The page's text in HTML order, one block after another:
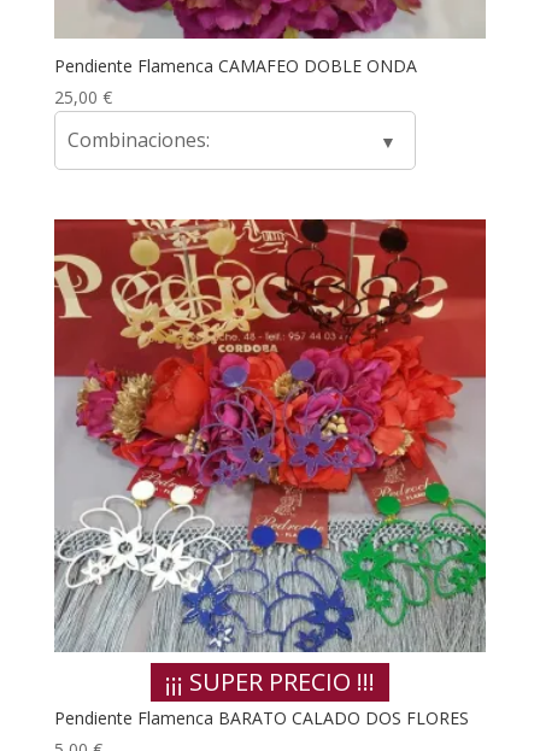
Pendiente Flamenca CAMAFEO DOBLE ONDA
25,00 €
Combinaciones:
¡¡¡ SUPER PRECIO !!!
Pendiente Flamenca BARATO CALADO DOS FLORES